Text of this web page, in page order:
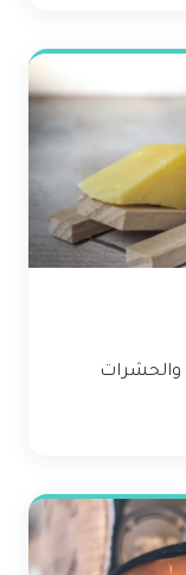
والحشرات